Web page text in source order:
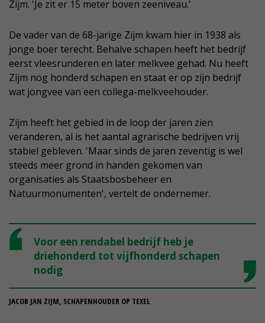
Zijm. 'Je zit er 15 meter boven zeeniveau.'
De vader van de 68-jarige Zijm kwam hier in 1938 als
jonge boer terecht. Behalve schapen heeft het bedrijf
eerst vleesrunderen en later melkvee gehad. Nu heeft
Zijm nog honderd schapen en staat er op zijn bedrijf
wat jongvee van een collega-melkveehouder.
Zijm heeft het gebied in de loop der jaren zien
veranderen, al is het aantal agrarische bedrijven vrij
stabiel gebleven. 'Maar sinds de jaren zeventig is wel
steeds meer grond in handen gekomen van
organisaties als Staatsbosbeheer en
Natuurmonumenten', vertelt de ondernemer.
Voor een rendabel bedrijf heb je
driehonderd tot vijfhonderd schapen
nodig
JACOB JAN ZIJM, SCHAPENHOUDER OP TEXEL